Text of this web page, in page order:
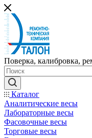
Поверка, калибровка,
Каталог
Аналитические весы
Лабораторные весы
Фасовочные весы
Торговые весы